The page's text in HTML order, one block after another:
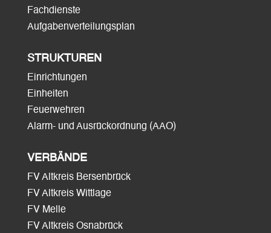
Fachdienste
Aufgabenverteilungsplan
STRUKTUREN
Einrichtungen
Einheiten
Feuerwehren
Alarm- und Ausrückordnung (AAO)
VERBÄNDE
FV Altkreis Bersenbrück
FV Altkreis Wittlage
FV Melle
FV Altkreis Osnabrück